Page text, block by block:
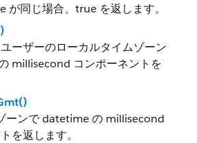
が同じ場合、true を返します。
ーザーのローカルタイムゾーン
millisecond コンポーネントを
ーンで datetime の millisecond
を返します。